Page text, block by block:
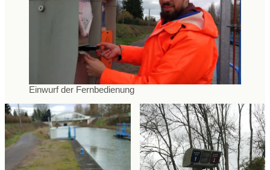
Einwurf der Fernbedienung